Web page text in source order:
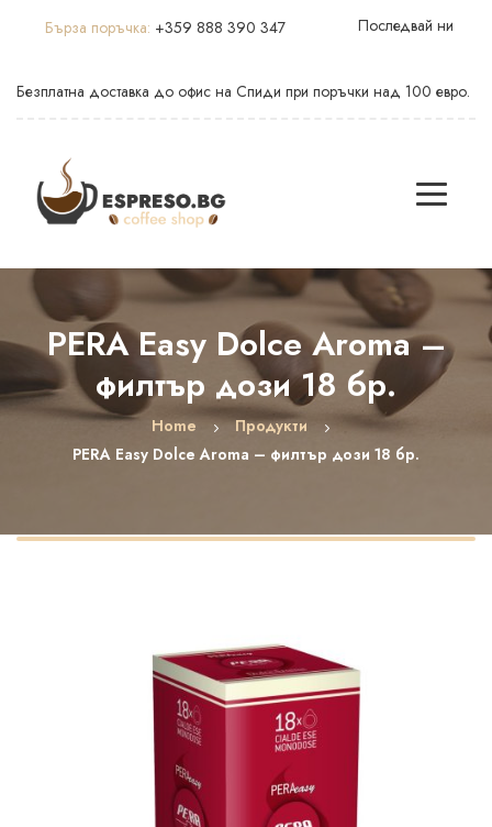
Бърза поръчка: +359 888 390 347 Последвай ни
Безплатна доставка до офис на Спиди при поръчки над 100 евро.
PERA Easy Dolce Aroma –
филтър дози 18 бр.
Home
Продукти
PERA Easy Dolce Aroma – филтър дози 18 бр.